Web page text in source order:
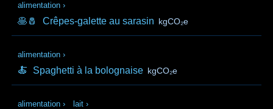
alimentation ›
🥞🧂 Crêpes-galette au sarasin kgCO₂e
alimentation ›
🍝 Spaghetti à la bolognaise kgCO₂e
alimentation › lait ›